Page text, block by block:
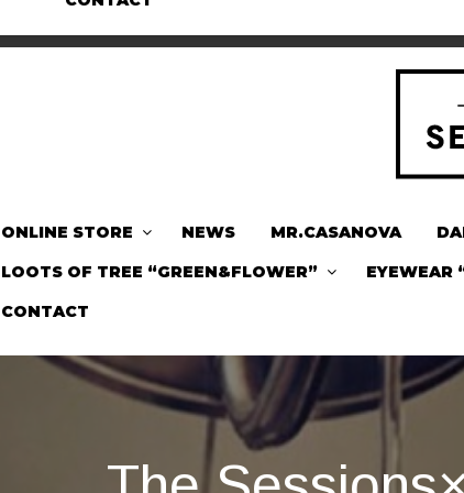
ONLINE STORE NEWS MR.CASANOVA
LOOTS OF TREE “GREEN&FLOWER”
EYEWEAR
CONTACT